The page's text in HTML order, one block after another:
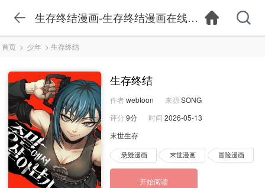
生存终结漫画-生存终结漫画在线观看-生存终结
首页 > 少年 > 生存终结
生存终结
作者 webtoon 来源 SONG
评分 9分 时间 2026-05-13
末世生存
悬疑漫画 末世漫画 冒险漫画
开始阅读